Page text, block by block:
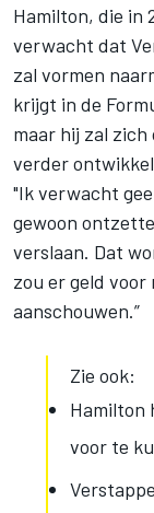
Hamilton, die in
verwacht dat
zal vormen
krijgt in de
maar hij zal zich
verder
"Ik verwacht
gewoon
verslaan. Dat
zou er geld
aanschouwen.”
Zie ook:
Hamilton
voor te